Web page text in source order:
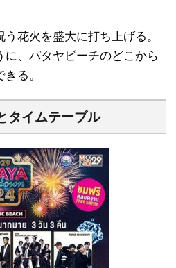
花火を盛大に打ち上げる。
、パタヤビーチのどこから
る。
タイムテーブル